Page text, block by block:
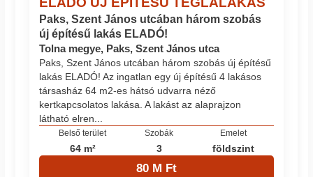
Paks, Szent János utcában három szobás
új építésű lakás ELADÓ!
Tolna megye, Paks, Szent János utca
Paks, Szent János utcában három szobás új építésű
lakás ELADÓ! Az ingatlan egy új építésű 4 lakásos
társasház 64 m2-es hátsó udvarra néző
kertkapcsolatos lakása. A lakást az alaprajzon
látható elren...
Belső terület
64 m²
Szobák
3
Emelet
földszint
80 M Ft